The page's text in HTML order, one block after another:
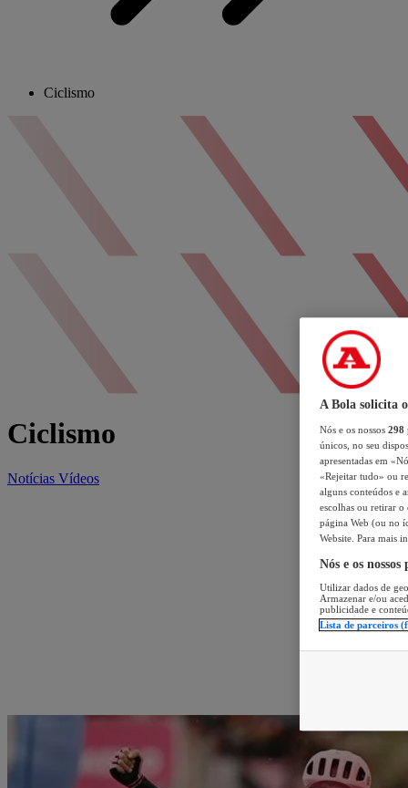
Ciclismo
Ciclismo
Notícias Vídeos
A Bola solicita
Nós e os nossos 298
únicos, no seu
apresentadas em
«Rejeitar tudo» ou
alguns conteúdos e
escolhas ou retirar
página Web (ou no
Website. Para mais
Nós e os
Utilizar dados de
Armazenar e/ou
publicidade e
Lista de parceiros